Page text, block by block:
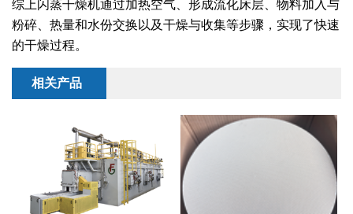
综上闪蒸干燥机通过加热空气、形成流化床层、物料加入与
粉碎、热量和水份交换以及干燥与收集等步骤，实现了快速
的干燥过程。
相关产品